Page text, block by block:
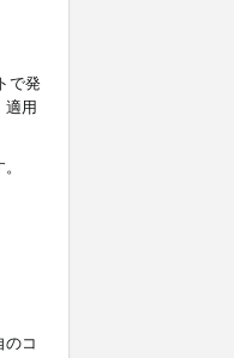
で発
適用
のコ